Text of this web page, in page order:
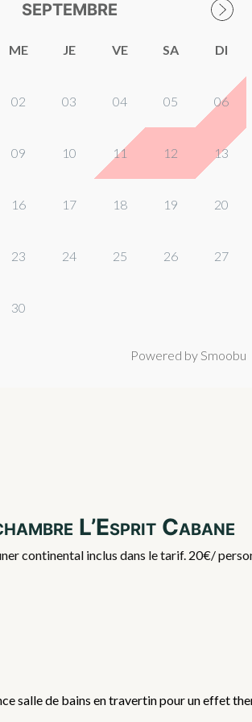
SEPTEMBRE
ME JE VE SA DI
02 03 04 05 06
09 10 11 12 13
16 17 18 19 20
23 24 25 26 27
30
Powered by Smoobu
L’Esprit Cabane
continental inclus dans le tarif. 20€/
salle de bains en travertin pour un effet